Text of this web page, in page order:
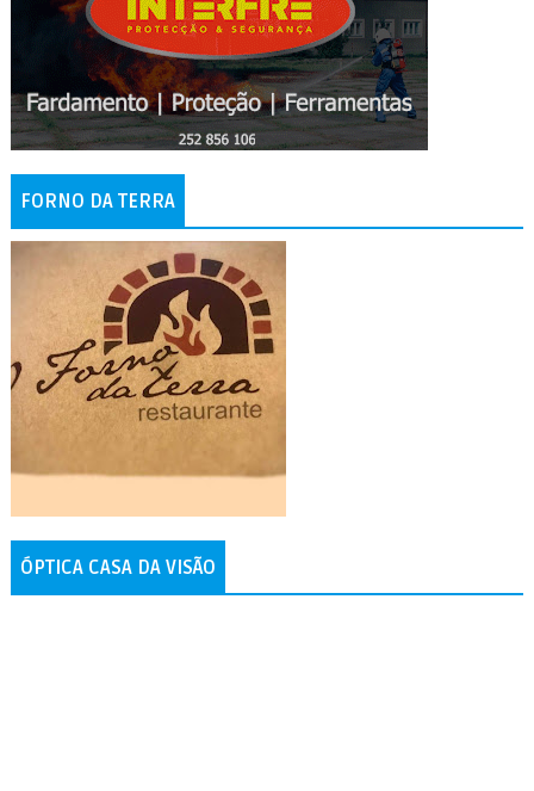
FORNO DA TERRA
ÓPTICA CASA DA VISÃO